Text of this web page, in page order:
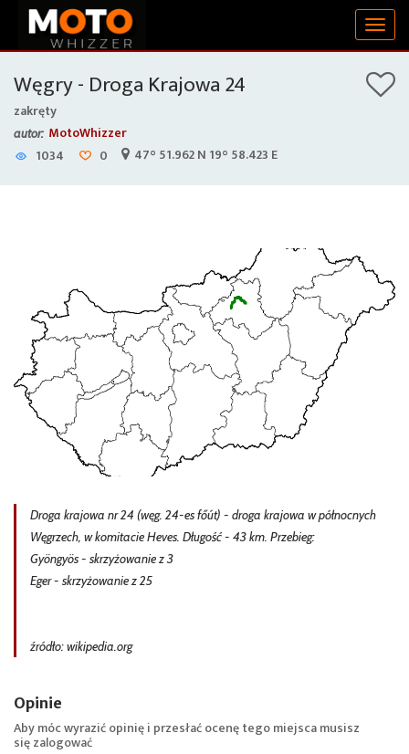
Węgry - Droga Krajowa 24
zakręty
autor: MotoWhizzer
1034
0 47° 51.962 N 19° 58.423 E
Droga krajowa nr 24 (węg. 24-es főút) - droga krajowa w północnych
Węgrzech, w komitacie Heves. Długość - 43 km. Przebieg:
Gyöngyös - skrzyżowanie z 3
Eger - skrzyżowanie z 25
źródło: wikipedia.org
Opinie
Aby móc wyrazić opinię i przesłać ocenę tego miejsca musisz
sięzalogować